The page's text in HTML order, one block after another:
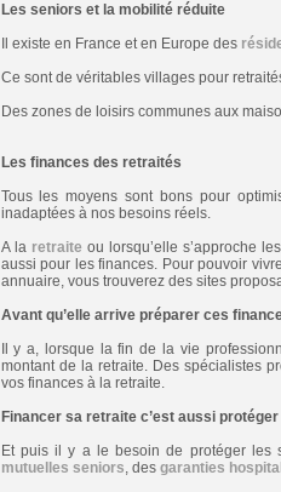
Les seniors et la mobilité réduite
Il existe en France et en Europe des
Ce sont de véritables villages pour
Des zones de loisirs communes aux
Les finances des retraités
Tous les moyens sont bons pour
inadaptées à nos besoins réels.
A la retraite ou lorsqu’elle s’approche
aussi pour les finances. Pour pouvoir
annuaire, vous trouverez des sites
Avant qu’elle arrive préparer ces
Il y a, lorsque la fin de la vie
montant de la retraite. Des spécialistes
vos finances à la retraite.
Financer sa retraite c’est aussi
Et puis il y a le besoin de protéger les
mutuelles seniors, des garanties